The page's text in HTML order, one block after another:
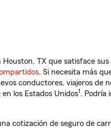
Houston, TX que satisface sus
. Si necesita más
conductores, viajeros de
los Estados Unidos1. Podría
cotización de seguro de